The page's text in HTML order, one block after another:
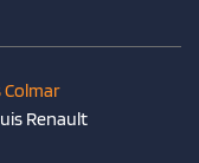
Renault